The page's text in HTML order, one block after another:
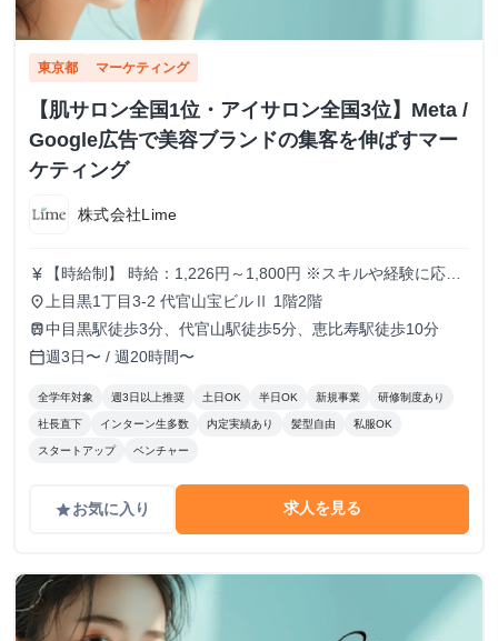
東京都 マーケティング
【肌サロン全国1位・アイサロン全国3位】Meta /
Google広告で美容ブランドの集客を伸ばすマー
ケティング
株式会社Lime
currency_yen
【時給制】 時給：1,226円～1,800円 ※スキルや経験に応じ
て昇給します。 【月給制】 尚、フルコミットできる方は月
給制もご用意しております。 月給: 230,000円〜 ※毎月行う
評価面談により毎月昇給の可能性あり ※年間の昇給平均額
80,000円 <モデル月収> 260,000円 /入社6ヶ月 330,000
円 /入社1年 400,000円 /入社1年半 500,000円 /入社2年
place 上目黒1丁目3-2 代官山宝ビルⅡ 1階2階
train中目黒駅徒歩3分、代官山駅徒歩5分、恵比寿駅徒歩10分
calendar_today週3日〜 / 週20時間〜
全学年対象 週3日以上推奨 土日OK 半日OK 新規事業 研修制度あり
社長直下 インターン生多数 内定実績あり 髪型自由 私服OK
スタートアップ ベンチャー
gradeお気に入り 求人を見る